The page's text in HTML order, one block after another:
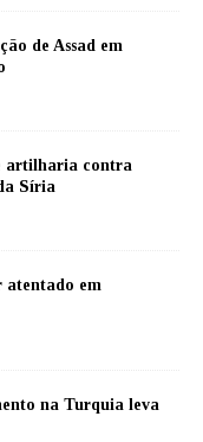
de Assad em
artilharia contra
Síria
atentado em
na Turquia leva